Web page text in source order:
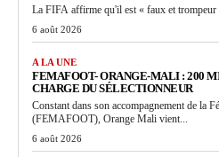
La FIFA affirme qu'il est « faux et trompeur
6 août 2026
A LA UNE
FEMAFOOT- ORANGE-MALI : 200
CHARGE DU SÉLECTIONNEUR
Constant dans son accompagnement de la
(FEMAFOOT), Orange Mali vient...
6 août 2026